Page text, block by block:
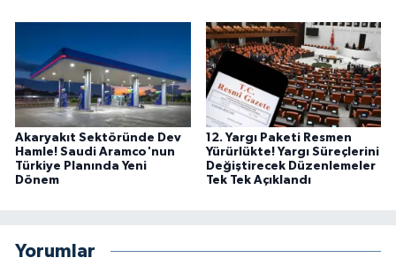
Akaryakıt Sektöründe Dev
Hamle! Saudi Aramco'nun
Türkiye Planında Yeni
Dönem
12. Yargı Paketi Resmen
Yürürlükte! Yargı Süreçlerini
Değiştirecek Düzenlemeler
Tek Tek Açıklandı
Yorumlar